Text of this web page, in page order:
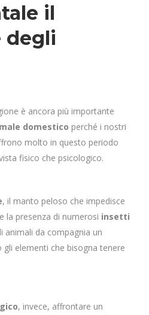
il
degli
è ancora più importante
domestico perché i nostri
molto in questo periodo
fisico che psicologico.
, il manto peloso che impedisce
la presenza di numerosi insetti
animali da compagnia un
elementi che bisogna tenere
, invece, affrontare un